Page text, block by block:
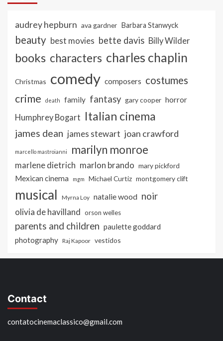
audrey hepburn ava gardner Barbara Stanwyck
beauty best movies bette davis Billy Wilder
books characters charles chaplin
Christmas comedy composers costumes
crime death family fantasy gary cooper horror
Humphrey Bogart Italian cinema
james dean james stewart joan crawford
marcello mastroianni marilyn monroe
marlene dietrich marlon brando mary pickford
Mexican cinema mgm Michael Curtiz montgomery clift
musical Myrna Loy natalie wood noir
olivia de havilland orson welles
parents and children paulette goddard
photography Raj Kapoor vestidos
Contact
contatocinemaclassico@gmail.com